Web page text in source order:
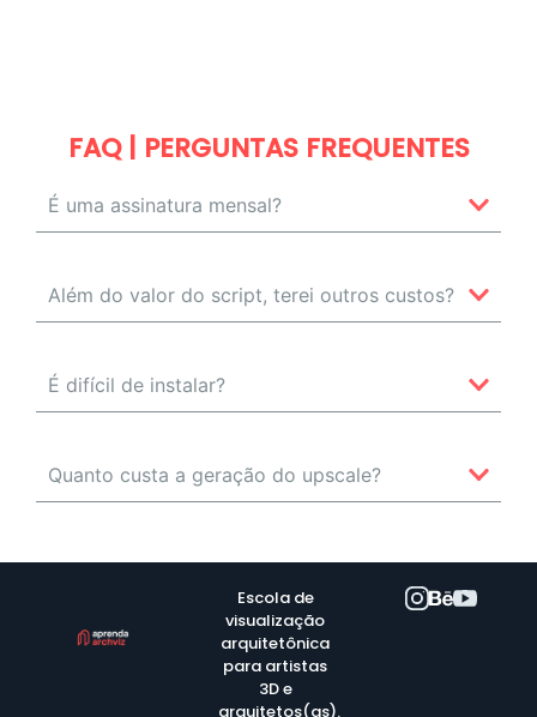
FAQ | PERGUNTAS FREQUENTES
É uma assinatura mensal?
Além do valor do script, terei outros custos?
É difícil de instalar?
Quanto custa a geração do upscale?
Escola de
visualização
arquitetônica
para artistas
3D e
arquitetos(as).